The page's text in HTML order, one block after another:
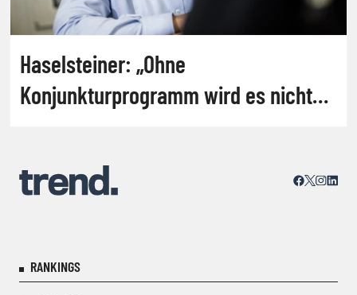
Haselsteiner: „Ohne
Konjunkturprogramm wird es nicht
RANKINGS